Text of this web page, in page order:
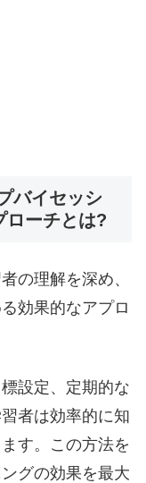
バイセッシ
ローチとは?
の理解を深め、
効果的なアプロ
設定、定期的な
者は効率的に知
す。この方法を
グの効果を最大